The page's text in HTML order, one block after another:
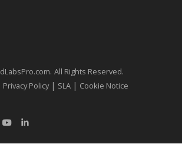
. All Rights Reserved.
Privacy Policy| SLA | Cookie Notice